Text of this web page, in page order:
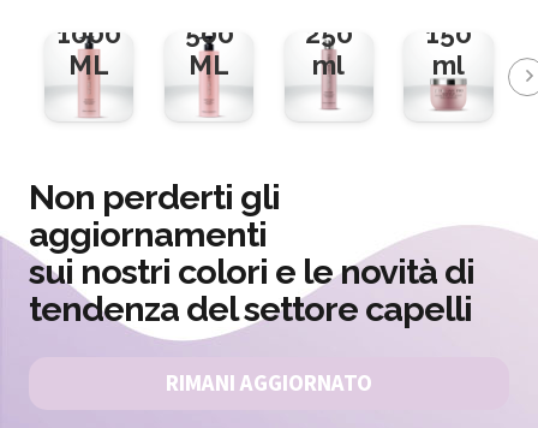
1000
ML
500
ML
250
ml
150
ml
Non perderti gli
aggiornamenti
sui nostri colori e le novità di
tendenza del settore capelli
RIMANI AGGIORNATO